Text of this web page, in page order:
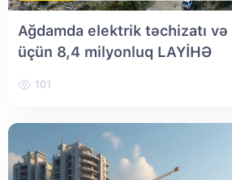
Ağdamda elektrik təchizatı və
üçün 8,4 milyonluq LAYİHƏ
101